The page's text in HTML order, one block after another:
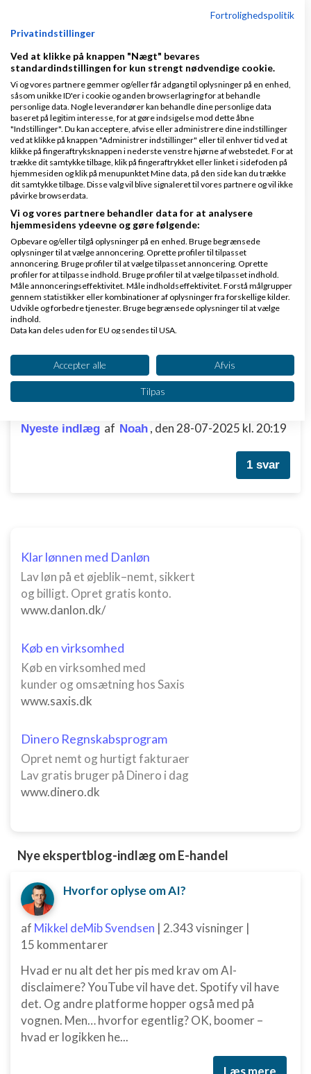
3 svar
🎤✨ Oplevelses- og eventudbydere søges +
feedback ønskes
Nyeste indlægafAnalyzeMe ,den 25-06-2026 kl.
14:20
2 svar
Hvordan ser min hjemmeside ud - kan i hjælpe
mig?
Nyeste indlægaf Denise Conradi,den 29-04-
2026 kl. 20:46
Jeg har bygget en AI-baseret jobapp, der gør
jobsøgning meget lettere og mere motiverende.
Nyeste indlæg af Noah , den 28-07-2025 kl. 20:19
1 svar
Klar lønnen med Danløn
Lav løn på et øjeblik–nemt, sikkert
og billigt. Opret gratis konto.
www.danlon.dk/
Køb en virksomhed
Køb en virksomhed med
kunder og omsætning hos Saxis
www.saxis.dk
Dinero Regnskabsprogram
Opret nemt og hurtigt fakturaer
Lav gratis bruger på Dinero i dag
www.dinero.dk
Nye ekspertblog-indlæg om E-handel
Hvorfor oplyse om AI?
af Mikkel deMib Svendsen | 2.343 visninger |
15 kommentarer
Hvad er nu alt det her pis med krav om AI-
disclaimere? YouTube vil have det. Spotify vil have
det. Og andre platforme hopper også med på
vognen. Men… hvorfor egentlig? OK, boomer –
hvad er logikken he...
Læs mere
Fortrolighedspolitik
Privatindstillinger
Ved at klikke på knappen "Nægt" bevares
standardindstillingen for kun strengt nødvendige cookie.
Vi og vores partnere gemmer og/eller får adgang til oplysninger på en enhed,
såsom unikke ID'er i cookie og anden browserlagring for at behandle
personlige data. Nogle leverandører kan behandle dine personlige data
baseret på legitim interesse, for at gøre indsigelse mod dette åbne
"Indstillinger". Du kan acceptere, afvise eller administrere dine indstillinger
ved at klikke på knappen "Administrer indstillinger" eller til enhver tid ved at
klikke på fingeraftryksknappen i nederste venstre hjørne af webstedet. For at
trække dit samtykke tilbage, klik på fingeraftrykket eller linket i sidefoden på
hjemmesiden og klik på menupunktet Mine data, på den side kan du trække
dit samtykke tilbage. Disse valg vil blive signaleret til vores partnere og vil ikke
påvirke browserdata.
Vi og vores partnere behandler data for at analysere
hjemmesidens ydeevne og gøre følgende:
Opbevare og/eller tilgå oplysninger på en enhed. Bruge begrænsede
oplysninger til at vælge annoncering. Oprette profiler til tilpasset
annoncering. Bruge profiler til at vælge tilpasset annoncering. Oprette
profiler for at tilpasse indhold. Bruge profiler til at vælge tilpasset indhold.
Måle annonceringseffektivitet. Måle indholdseffektivitet. Forstå målgrupper
gennem statistikker eller kombinationer af oplysninger fra forskellige kilder.
Udvikle og forbedre tjenester. Bruge begrænsede oplysninger til at vælge
indhold.
Data kan deles uden for EU og sendes til USA.
Se partnerliste (2 IAB-leverandører)
Vi bruger dine data til følgende formål:
IAB's behandlingsformål:
Opbevare og/eller tilgå oplysninger på en
enhed
Oprette profiler for at tilpasse indhold
Bruge profiler til at vælge tilpasset indhold
Måle indholdseffektivitet
Forstå målgrupper gennem statistikker eller
kombinationer af oplysninger fra forskellige
kilder
Udvikle og forbedre tjenester
Bruge begrænsede oplysninger til at vælge
indhold
IAB Special Features:
Identificere enheder baseret på aktivt
Ikke-IAB-behandlingsformål:
Nødvendig
Ydeevne
Funktionel
Annoncering / marketing
Accepter alle Afvis
Tilpas